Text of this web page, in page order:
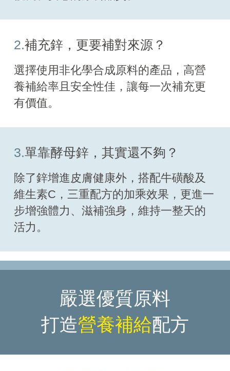
2.補充鋅，更要補對來源？
選擇使用非化學合成原料的產品，高營
養補給率且安全性佳，讓每一次補充更
有價值。
3.單靠酵母鋅，其實還不夠？
除了鋅增進皮膚健康外，搭配牛磺酸及
維生素C，三重配方的加乘效果，更進一
步增強體力、滋補強身，維持一整天的
活力。
嚴選優質原料
打造營養補給配方